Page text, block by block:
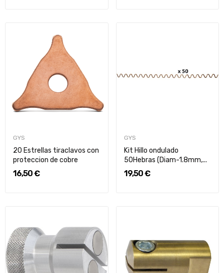
GYS
20 Estrellas tiraclavos con
proteccion de cobre
16,50 €
GYS
Kit Hillo ondulado
50Hebras (Diam-1.8mm,...
19,50 €